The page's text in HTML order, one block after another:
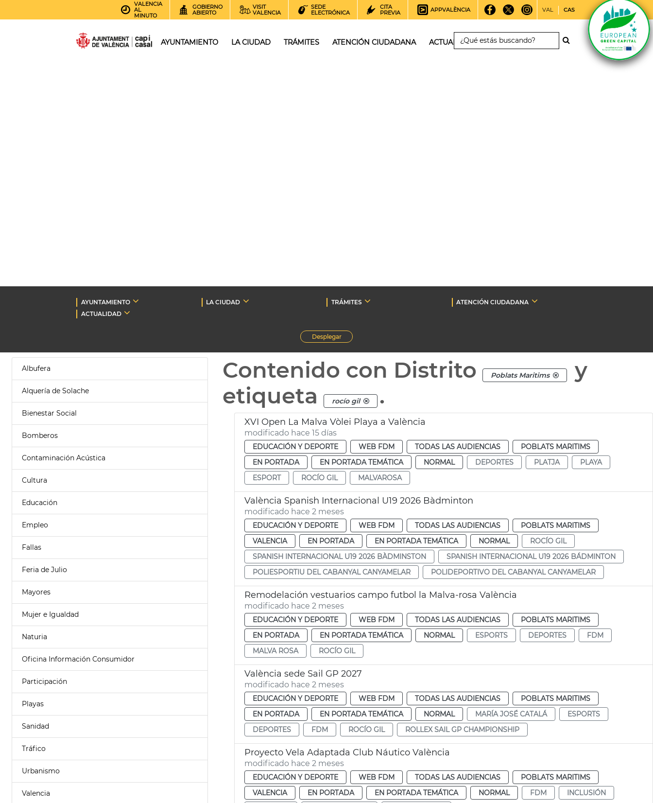
VALENCIA
AL
MINUTO
GOBIERNO
ABIERTO
VISIT
VALENCIA
SEDE
ELECTRÓNICA
CITA
PREVIA
APPVALÈNCIA VAL CAS
AYUNTAMIENTO LA CIUDAD TRÁMITES ATENCIÓN CIUDADANA ACTUALIDAD
AYUNTAMIENTO LA CIUDAD TRÁMITES
ATENCIÓN CIUDADANA
ACTUALIDAD
Desplegar
Albufera
Alquería de Solache
Bienestar Social
Bomberos
Contaminación Acústica
Cultura
Educación
Empleo
Fallas
Feria de Julio
Mayores
Mujer e Igualdad
Naturia
Oficina Información Consumidor
Participación
Playas
Sanidad
Tráfico
Urbanismo
Valencia
Contenido con Distrito Poblats Maritims
y
etiqueta
rocío gil .
XVI Open La Malva Vòlei Playa a València
modificado hace 15 días
EDUCACIÓN Y DEPORTE WEB FDM TODAS LAS AUDIENCIAS
POBLATS MARITIMS
EN PORTADA
EN PORTADA TEMÁTICA NORMAL DEPORTES PLATJA
PLAYA
ESPORT
ROCÍO GIL MALVAROSA
València Spanish Internacional U19 2026 Bàdminton
modificado hace 2 meses
EDUCACIÓN Y DEPORTE WEB FDM TODAS LAS AUDIENCIAS
POBLATS MARITIMS
VALENCIA
EN PORTADA EN PORTADA TEMÁTICA NORMAL
ROCÍO GIL
SPANISH INTERNACIONAL U19 2026 BÀDMINSTON
SPANISH INTERNACIONAL U19 2026 BÁDMINTON
POLIESPORTIU DEL CABANYAL CANYAMELAR
POLIDEPORTIVO DEL CABANYAL CANYAMELAR
Remodelación vestuarios campo futbol la Malva-rosa València
modificado hace 2 meses
EDUCACIÓN Y DEPORTE WEB FDM TODAS LAS AUDIENCIAS
POBLATS MARITIMS
EN PORTADA
EN PORTADA TEMÁTICA NORMAL ESPORTS DEPORTES
FDM
MALVA ROSA
ROCÍO GIL
València sede Sail GP 2027
modificado hace 2 meses
EDUCACIÓN Y DEPORTE WEB FDM TODAS LAS AUDIENCIAS
POBLATS MARITIMS
EN PORTADA
EN PORTADA TEMÁTICA NORMAL MARÍA JOSÉ CATALÁ
ESPORTS
DEPORTES
FDM ROCÍO GIL ROLLEX SAIL GP CHAMPIONSHIP
Proyecto Vela Adaptada Club Náutico València
modificado hace 2 meses
EDUCACIÓN Y DEPORTE WEB FDM TODAS LAS AUDIENCIAS
POBLATS MARITIMS
VALENCIA
EN PORTADA EN PORTADA TEMÁTICA NORMAL FDM
INCLUSIÓN